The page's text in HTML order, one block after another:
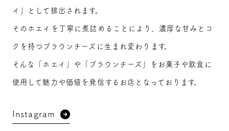
イ」として排出されます。
そのホエイを丁寧に煮詰めることにより、濃厚な甘みとコ
クを持つブラウンチーズに生まれ変わります。
そんな「ホエイ」や「ブラウンチーズ」をお菓子や飲食に
使用して魅力や価値を発信するお店となっております。
Instagram